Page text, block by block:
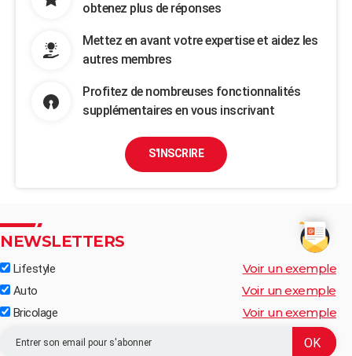
obtenez plus de réponses
Mettez en avant votre expertise et aidez les
autres membres
Profitez de nombreuses fonctionnalités
supplémentaires en vous inscrivant
S'INSCRIRE
NEWSLETTERS
Lifestyle Voir un exemple
Auto Voir un exemple
Bricolage Voir un exemple